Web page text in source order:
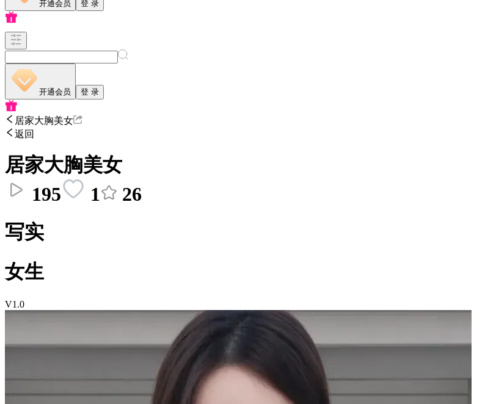
开通会员 登 录
开通会员 登 录
居家大胸美女
返回
居家大胸美女
195
1
26
写实
女生
V1.0